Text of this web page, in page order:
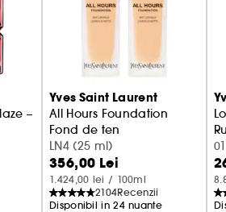
–
Yves Saint Laurent
All Hours Foundation
Fond de ten
LN4 (25 ml)
356,00 Lei
1.424,00 lei / 100ml
2104Recenzii
Disponibil in 24 nuante